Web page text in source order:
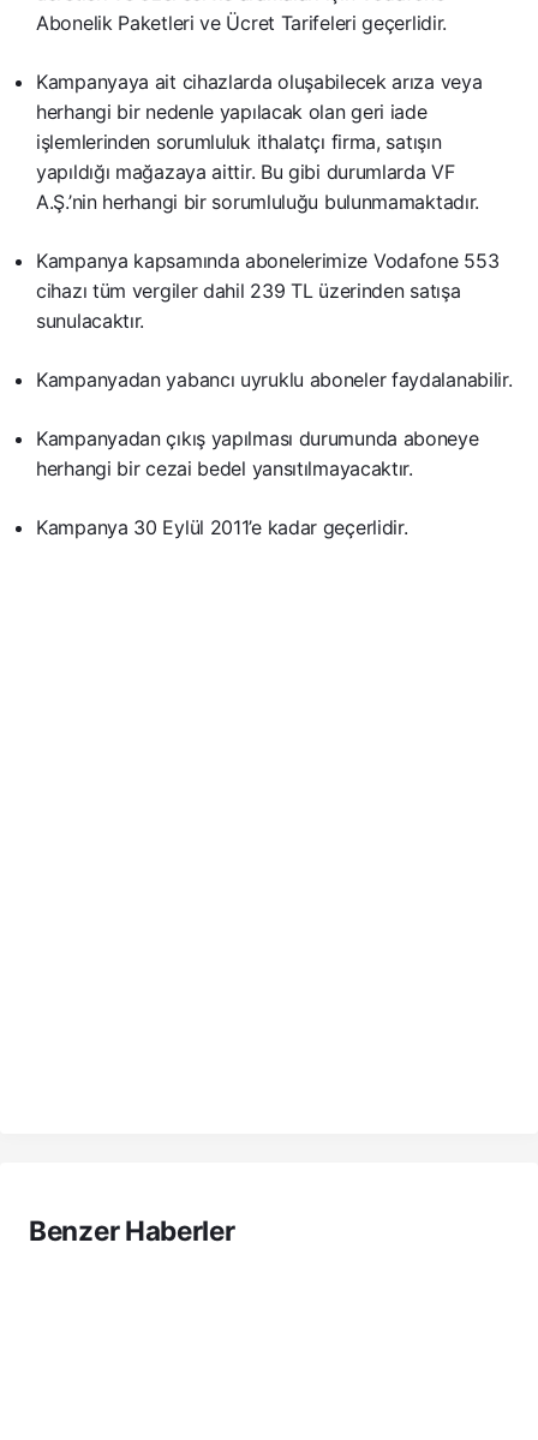
Abonelik Paketleri ve Ücret Tarifeleri geçerlidir.
Kampanyaya ait cihazlarda oluşabilecek arıza veya
herhangi bir nedenle yapılacak olan geri iade
işlemlerinden sorumluluk ithalatçı firma, satışın
yapıldığı mağazaya aittir. Bu gibi durumlarda VF
A.Ş.’nin herhangi bir sorumluluğu bulunmamaktadır.
Kampanya kapsamında abonelerimize Vodafone 553
cihazı tüm vergiler dahil 239 TL üzerinden satışa
sunulacaktır.
Kampanyadan yabancı uyruklu aboneler faydalanabilir.
Kampanyadan çıkış yapılması durumunda aboneye
herhangi bir cezai bedel yansıtılmayacaktır.
Kampanya 30 Eylül 2011’e kadar geçerlidir.
Benzer Haberler